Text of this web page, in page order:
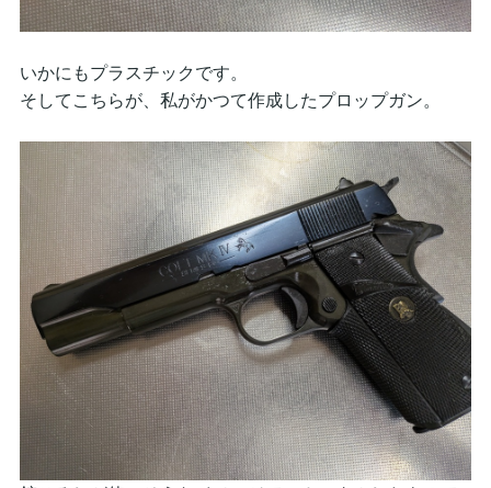
いかにもプラスチックです。
そしてこちらが、私がかつて作成したプロップガン。